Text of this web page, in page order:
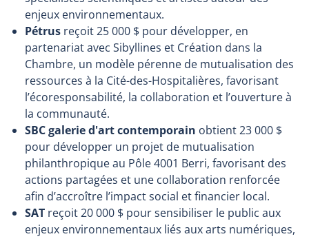
enjeux environnementaux.
Pétrus reçoit 25 000 $ pour développer, en
partenariat avec Sibyllines et Création dans la
Chambre, un modèle pérenne de mutualisation des
ressources à la Cité-des-Hospitalières, favorisant
l’écoresponsabilité, la collaboration et l’ouverture à
la communauté.
SBC galerie d'art contemporain obtient23 000 $
pour développer un projet de mutualisation
philanthropique au Pôle 4001 Berri, favorisant des
actions partagées et une collaboration renforcée
afin d’accroître l’impact social et financier local.
SAT reçoit20 000 $ pour sensibiliser le public aux
enjeux environnementaux liés aux arts numériques,